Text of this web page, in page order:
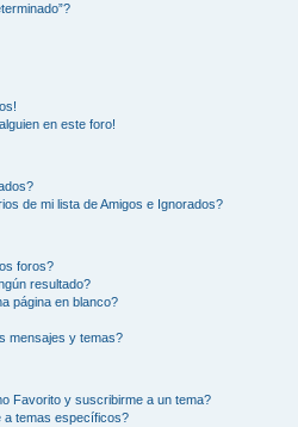
en este foro!
de mi lista de Amigos e Ignorados?
foros?
resultado?
página en blanco?
mensajes y temas?
Favorito y suscribirme a un tema?
a temas específicos?